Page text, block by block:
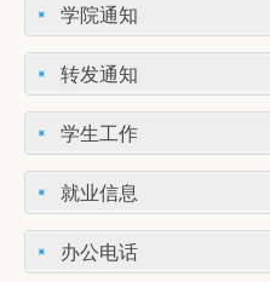
学院通知
转发通知
学生工作
就业信息
办公电话